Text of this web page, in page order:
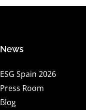
News
ESG Spain 2026
Press Room
Blog